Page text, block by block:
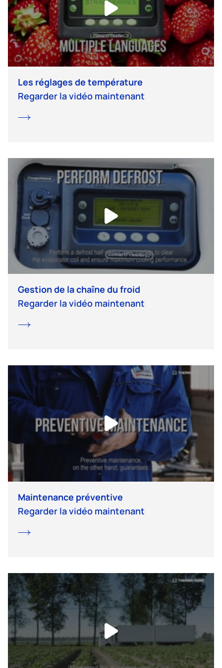
Les réglages de température
Regarder la vidéo maintenant
Gestion de la chaîne du froid
Regarder la vidéo maintenant
Maintenance préventive
Regarder la vidéo maintenant